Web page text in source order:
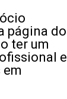
página do
ter um
e